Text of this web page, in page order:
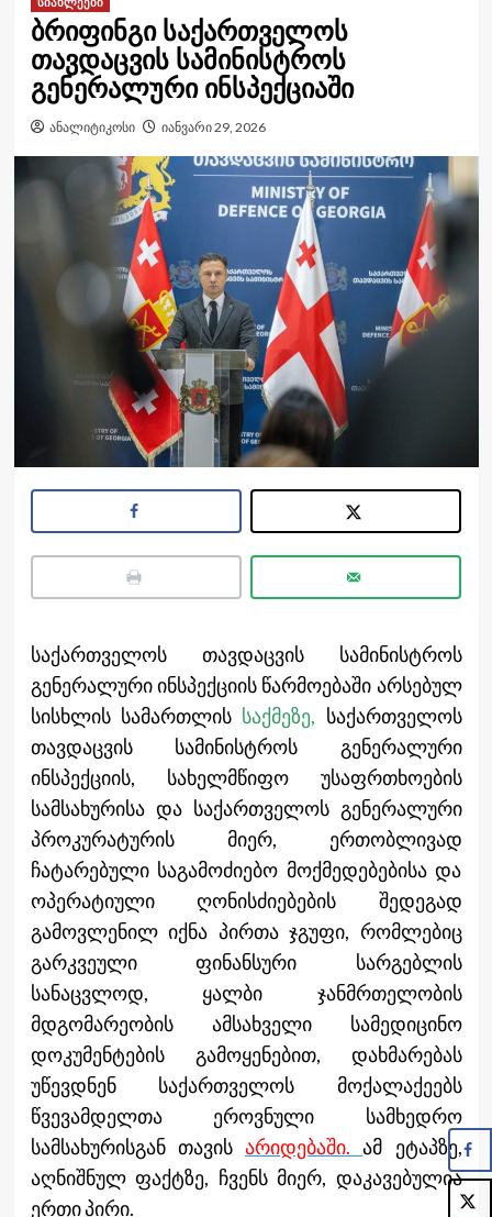
ბრიფინგი საქართველოს
თავდაცვის სამინისტროს
გენერალური ინსპექციაში
ანალიტიკოსი იანვარი 29, 2026
საქართველოს თავდაცვის სამინისტროს
გენერალური ინსპექციის წარმოებაში არსებულ
სისხლის სამართლისსაქმეზე, საქართველოს
თავდაცვის სამინისტროს გენერალური
ინსპექციის, სახელმწიფო უსაფრთხოების
სამსახურისა და საქართველოს გენერალური
პროკურატურის მიერ, ერთობლივად
ჩატარებული საგამოძიებო მოქმედებებისა და
ოპერატიული ღონისძიებების შედეგად
გამოვლენილ იქნა პირთა ჯგუფი, რომლებიც
გარკვეული ფინანსური სარგებლის
სანაცვლოდ, ყალბი ჯანმრთელობის
მდგომარეობის ამსახველი სამედიცინო
დოკუმენტების გამოყენებით, დახმარებას
უწევდნენ საქართველოს მოქალაქეებს
წვევამდელთა ეროვნული სამხედრო
სამსახურისგან თავის არიდებაში. ამ ეტაპზე,
აღნიშნულ ფაქტზე, ჩვენს მიერ, დაკავებულია
ერთი პირი.